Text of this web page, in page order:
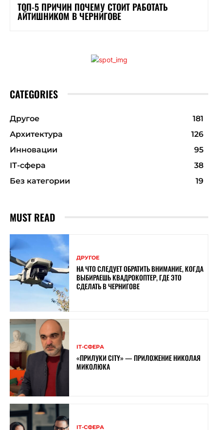
ТОП-5 ПРИЧИН ПОЧЕМУ СТОИТ РАБОТАТЬ
АЙТИШНИКОМ В ЧЕРНИГОВЕ
CATEGORIES
Другое
181
Архитектура
126
Инновации
95
ІТ-сфера
38
Без категории
19
MUST READ
ДРУГОЕ
НА ЧТО СЛЕДУЕТ ОБРАТИТЬ ВНИМАНИЕ, КОГДА
ВЫБИРАЕШЬ КВАДРОКОПТЕР, ГДЕ ЭТО
СДЕЛАТЬ В ЧЕРНИГОВЕ
ІТ-СФЕРА
«ПРИЛУКИ CITY» — ПРИЛОЖЕНИЕ НИКОЛАЯ
МИКОЛЮКА
ІТ-СФЕРА